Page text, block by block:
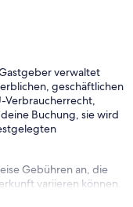
verwaltet
geschäftlichen
Verbraucherrecht,
Buchung, sie wird
Gebühren an, die
variieren können.